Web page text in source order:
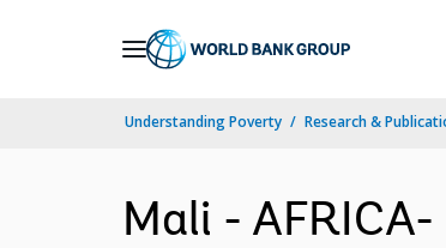
Understanding Poverty Research &
Mali -